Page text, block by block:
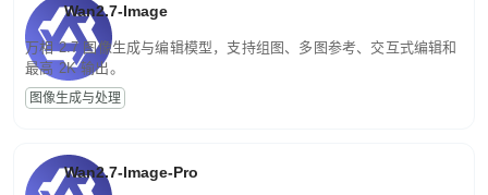
Wan2.7-Image
万相 2.7 图像生成与编辑模型，支持组图、多图参考、交互式编辑和
最高 2K 输出。
图像生成与处理
Wan2.7-Image-Pro